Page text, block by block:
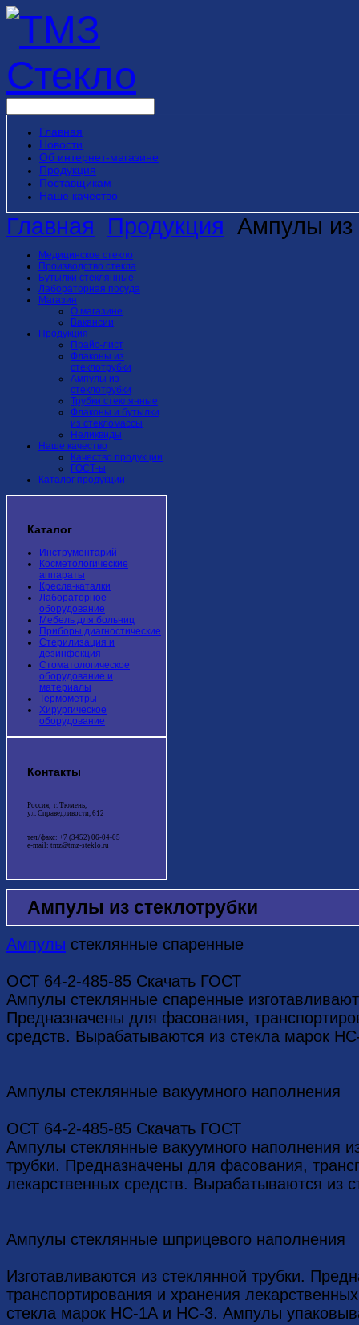
Главная
Новости
Об интернет-магазине
Продукция
Поставщикам
Наше качество
Главная Продукция Ампулы из
Медицинское стекло
Производство стекла
Бутылки стеклянные
Лабораторная посуда
Магазин
О магазине
Вакансии
Продукция
Прайс-лист
Флаконы из
стеклотрубки
Ампулы из
стеклотрубки
Трубки стеклянные
Флаконы и бутылки
из стекломассы
Неликвиды
Наше качество
Качество продукции
ГОСТ-ы
Каталог продукции
Каталог
Инструментарий
Косметологические
аппараты
Кресла-каталки
Лабораторное
оборудование
Мебель для больниц
Приборы диагностические
Стерилизация и
дезинфекция
Стоматологическое
оборудование и
материалы
Термометры
Хирургическое
оборудование
Контакты
Россия, г. Тюмень,
ул. Справедливости, 612
тел./факс: +7 (3452) 06-04-05
e-mail: tmz@tmz-steklo.ru
Ампулы из стеклотрубки
Ампулы стеклянные спаренные
ОСТ 64-2-485-85 Скачать ГОСТ
Ампулы стеклянные спаренные
Предназначены для фасования,
средств. Вырабатываются из стекла марок
Ампулы стеклянные вакуумного наполнения
ОСТ 64-2-485-85 Скачать ГОСТ
Ампулы стеклянные вакуумного наполнения
трубки. Предназначены для фасования,
лекарственных средств. Вырабатываются из
Ампулы стеклянные шприцевого наполнения
Изготавливаются из стеклянной трубки.
транспортирования и хранения
стекла марок НС-1А и НС-3. Ампулы